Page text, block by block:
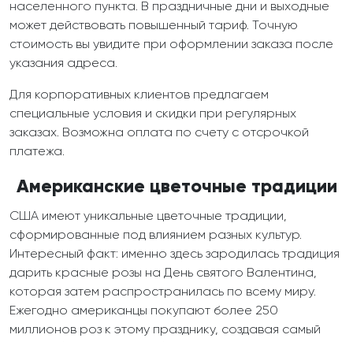
населенного пункта. В праздничные дни и выходные
может действовать повышенный тариф. Точную
стоимость вы увидите при оформлении заказа после
указания адреса.
Для корпоративных клиентов предлагаем
специальные условия и скидки при регулярных
заказах. Возможна оплата по счету с отсрочкой
платежа.
Американские цветочные традиции
США имеют уникальные цветочные традиции,
сформированные под влиянием разных культур.
Интересный факт: именно здесь зародилась традиция
дарить красные розы на День святого Валентина,
которая затем распространилась по всему миру.
Ежегодно американцы покупают более 250
миллионов роз к этому празднику, создавая самый